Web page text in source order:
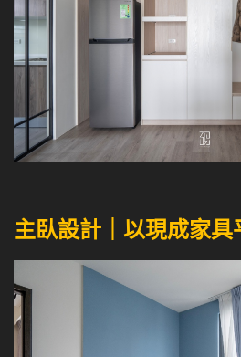
主臥設計｜以現成家具